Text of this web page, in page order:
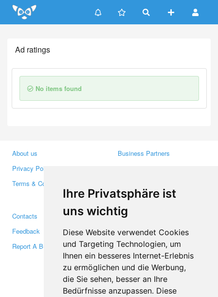
Ihre Privatsphäre ist
uns wichtig
Diese Website verwendet Cookies
und Targeting Technologien, um
Ihnen ein besseres Internet-Erlebnis
zu ermöglichen und die Werbung,
die Sie sehen, besser an Ihre
Bedürfnisse anzupassen. Diese
Update cookies preferences
Ad ratings
No items found
About us
Privacy Policy
Terms & Conditions
Business Partners
Media
Contacts
Feedback
Report A Bug
Facebook
Twitter
YouTube
Google+
Makis© Copyright 2026